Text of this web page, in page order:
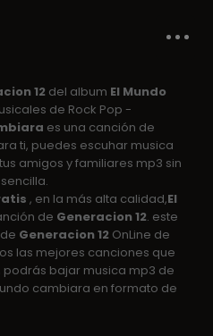
12 del album El Mundo
de Rock Pop -
es una canción de
ti, puedes escuhar musica
amigos y familiares mp3 sin
, en la más alta calidad,El
de Generacion 12. este
de Generacion 12 OnLine de
las mejores canciones que
bajar musica mp3 de
cambiara en formato de